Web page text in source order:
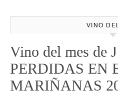
VINO
Vino del mes de
PERDIDAS EN
MARIÑANAS